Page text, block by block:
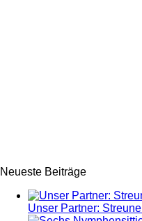
Neueste Beiträge
Unser Partner: